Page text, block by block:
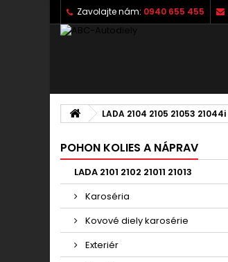
Zavolajte nám: 0940 655 455
LADA 2104 2105 21053 21044i
POHON KOLIES A NÁPRAV
LADA 2101 2102 21011 21013
Karoséria
Kovové diely karosérie
Exteriér